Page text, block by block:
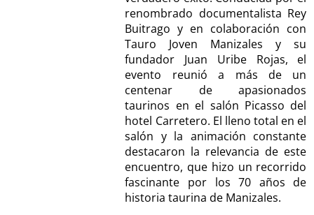
renombrado documentalista Rey
Buitrago y en colaboración con
Tauro Joven Manizales y su
fundador Juan Uribe Rojas, el
evento reunió a más de un
centenar de apasionados
taurinos en el salón Picasso del
hotel Carretero. El lleno total en el
salón y la animación constante
destacaron la relevancia de este
encuentro, que hizo un recorrido
fascinante por los 70 años de
historia taurina de Manizales.